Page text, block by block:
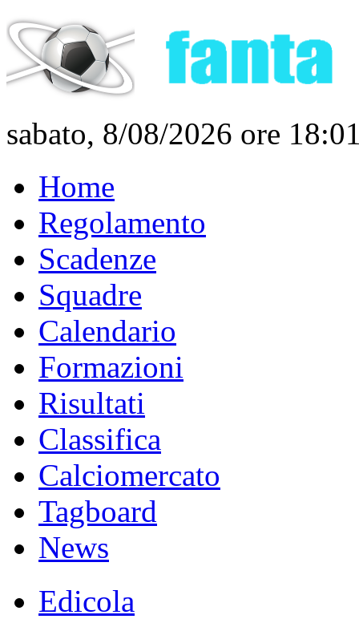
sabato, 8/08/2026 ore
Home
Regolamento
Scadenze
Squadre
Calendario
Formazioni
Risultati
Classifica
Calciomercato
Tagboard
News
Edicola